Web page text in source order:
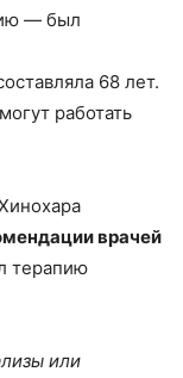
— был
68 лет.
работать
врачей
терапию
или